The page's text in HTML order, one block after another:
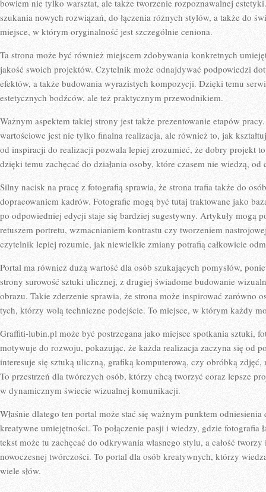
bowiem nie tylko warsztat, ale także tworzenie rozpoznawalnej
szukania nowych rozwiązań, do łączenia różnych stylów, a także do
miejsce, w którym oryginalność jest szczególnie ceniona.
Ta strona może być również miejscem zdobywania konkretnych
jakość swoich projektów. Czytelnik może odnajdywać podpowiedzi
efektów, a także budowania wyrazistych kompozycji. Dzięki temu
estetycznych bodźców, ale też praktycznym przewodnikiem.
Ważnym aspektem takiej strony jest także prezentowanie etapów
wartościowe jest nie tylko finalna realizacja, ale również to, jak
od inspiracji do realizacji pozwala lepiej zrozumieć, że dobry projekt
dzięki temu zachęcać do działania osoby, które czasem nie wiedzą, od
Silny nacisk na pracę z fotografią sprawia, że strona trafia także do
dopracowaniem kadrów. Fotografie mogą być tutaj traktowane jako
po odpowiedniej edycji staje się bardziej sugestywny. Artykuły mogą
retuszem portretu, wzmacnianiem kontrastu czy tworzeniem
czytelnik lepiej rozumie, jak niewielkie zmiany potrafią całkowicie
Portal ma również dużą wartość dla osób szukających pomysłów,
strony surowość sztuki ulicznej, z drugiej świadome budowanie
obrazu. Takie zderzenie sprawia, że strona może inspirować zarówno
tych, którzy wolą techniczne podejście. To miejsce, w którym każdy
Graffiti-lubin.pl może być postrzegana jako miejsce spotkania sztuki,
motywuje do rozwoju, pokazując, że każda realizacja zaczyna się od
interesuje się sztuką uliczną, grafiką komputerową, czy obróbką
To przestrzeń dla twórczych osób, którzy chcą tworzyć coraz lepsze
w dynamicznym świecie wizualnej komunikacji.
Właśnie dlatego ten portal może stać się ważnym punktem
kreatywne umiejętności. To połączenie pasji i wiedzy, gdzie fotografia
tekst może tu zachęcać do odkrywania własnego stylu, a całość
nowoczesnej twórczości. To portal dla osób kreatywnych, którzy
wiele słów.